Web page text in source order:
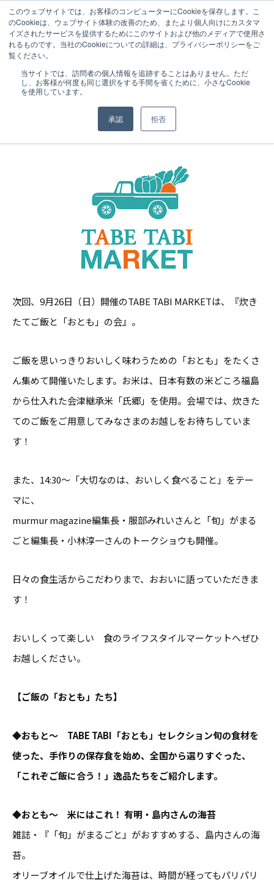
このウェブサイトでは、お客様のコンピューターにCookieを保存します。こ
のCookieは、ウェブサイト体験の改善のため、またより個人向けにカスタマ
イズされたサービスを提供するためにこのサイトおよび他のメディアで使用さ
れるものです。当社のCookieについての詳細は、プライバシーポリシーをご
覧ください。
当サイトでは、訪問者の個人情報を追跡することはありません。ただ
し、お客様が何度も同じ選択をする手間を省くために、小さなCookie
を使用しています。
承認 拒否
「TABE TABI MARKET vol.5は、9月26
日に開催します。
次回、9月26日（日）開催のTABE TABI MARKETは、『炊き
たてご飯と「おとも」の会』。
ご飯を思いっきりおいしく味わうための「おとも」をたくさ
ん集めて開催いたします。お米は、日本有数の米どころ福島
から仕入れた会津継承米「氏郷」を使用。会場では、炊きた
てのご飯をご用意してみなさまのお越しをお待ちしていま
す！
また、14:30〜「大切なのは、おいしく食べること」をテー
マに、
murmur magazine編集長・服部みれいさんと「旬」がまる
ごと編集長・小林淳一さんのトークショウも開催。
日々の食生活からこだわりまで、おおいに語っていただきま
す！
おいしくって楽しい 食のライフスタイルマーケットへぜひ
お越しください。
【ご飯の「おとも」たち】
◆おもと〜 TABE TABI「おとも」セレクション旬の食材を
使った、手作りの保存食を始め、全国から選りすぐった、
「これぞご飯に合う！」逸品たちをご紹介します。
◆おとも〜 米にはこれ！ 有明・島内さんの海苔
雑誌・『「旬」がまるごと』がおすすめする、島内さんの海
苔。
オリーブオイルで仕上げた海苔は、時間が経ってもパリパリ